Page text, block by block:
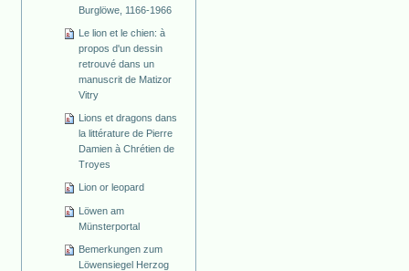
Burglöwe, 1166-1966
Le lion et le chien: à
propos d'un dessin
retrouvé dans un
manuscrit de Matizor
Vitry
Lions et dragons dans
la littérature de Pierre
Damien à Chrétien de
Troyes
Lion or leopard
Löwen am
Münsterportal
Bemerkungen zum
Löwensiegel Herzog